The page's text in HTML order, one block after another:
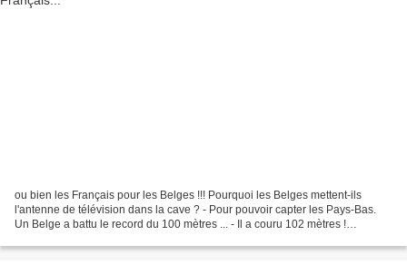
ou bien les Français pour les Belges !!! Pourquoi les Belges mettent-ils
l'antenne de télévision dans la cave ? - Pour pouvoir capter les Pays-Bas.
Un Belge a battu le record du 100 mètres ... - Il a couru 102 mètres !